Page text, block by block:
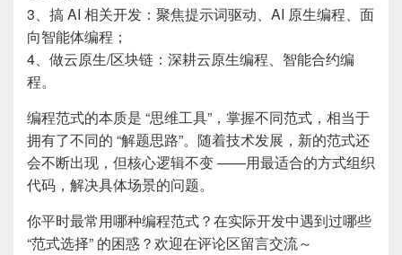
3、搞 AI 相关开发：聚焦提示词驱动、AI 原生编程、面
向智能体编程；
4、做云原生/区块链：深耕云原生编程、智能合约编
程。
编程范式的本质是 “思维工具”，掌握不同范式，相当于
拥有了不同的 “解题思路”。随着技术发展，新的范式还
会不断出现，但核心逻辑不变 ——用最适合的方式组织
代码，解决具体场景的问题。
你平时最常用哪种编程范式？在实际开发中遇到过哪些
“范式选择” 的困惑？欢迎在评论区留言交流～